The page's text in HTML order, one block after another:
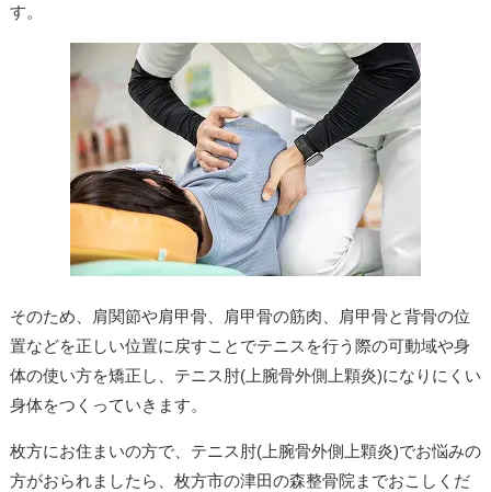
す。
そのため、肩関節や肩甲骨、肩甲骨の筋肉、肩甲骨と背骨の位
置などを正しい位置に戻すことでテニスを行う際の可動域や身
体の使い方を矯正し、テニス肘(上腕骨外側上顆炎)になりにくい
身体をつくっていきます。
枚方にお住まいの方で、テニス肘(上腕骨外側上顆炎)でお悩みの
方がおられましたら、枚方市の津田の森整骨院までおこしくだ